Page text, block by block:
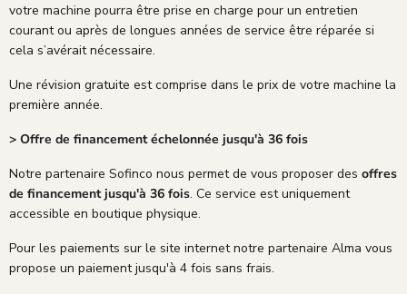
votre machine pourra être prise en charge pour un entretien
courant ou après de longues années de service être réparée si
cela s’avérait nécessaire.
Une révision gratuite est comprise dans le prix de votre machine la
première année.
> Offre de financement échelonnée jusqu'à 36 fois
Notre partenaire Sofinco nous permet de vous proposer des offres
de financement jusqu'à 36 fois. Ce service est uniquement
accessible en boutique physique.
Pour les paiements sur le site internet notre partenaire Alma vous
propose un paiement jusqu'à 4 fois sans frais.